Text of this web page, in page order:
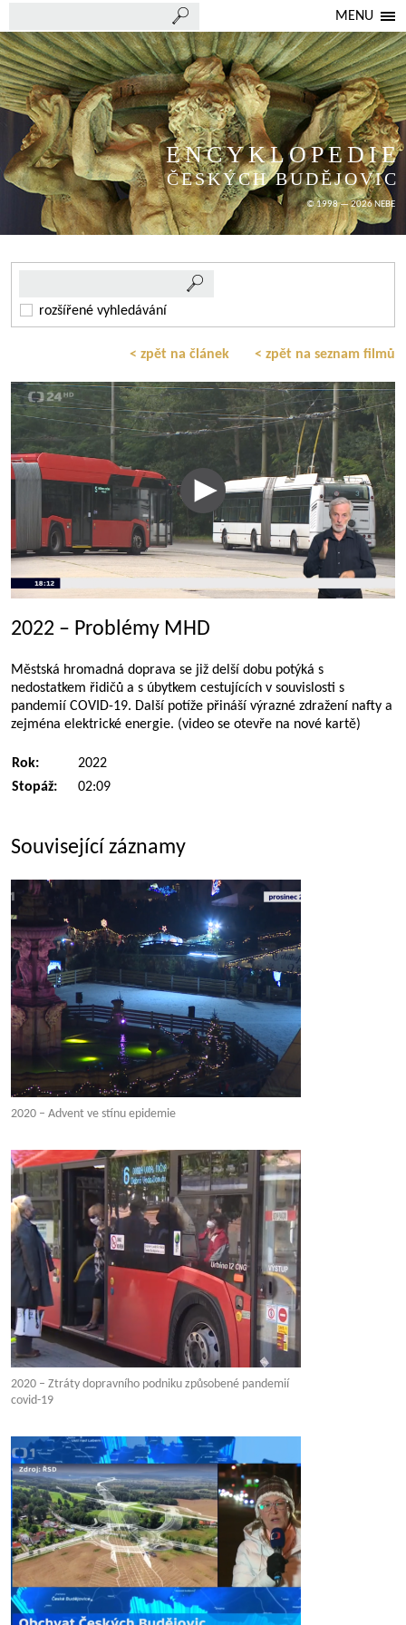
MENU
ENCYKLOPEDIE
ČESKÝCH BUDĚJOVIC
© 1998 — 2026 NEBE
rozšířené vyhledávání
< zpět na článek < zpět na seznam filmů
2022 – Problémy MHD
Městská hromadná doprava se již delší dobu potýká s
nedostatkem řidičů a s úbytkem cestujících v souvislosti s
pandemií COVID-19. Další potíže přináší výrazné zdražení nafty a
zejména elektrické energie. (video se otevře na nové kartě)
Rok:
2022
Stopáž:
02:09
Související záznamy
2020 – Advent ve stínu epidemie
2020 – Ztráty dopravního podniku způsobené pandemií
covid-19